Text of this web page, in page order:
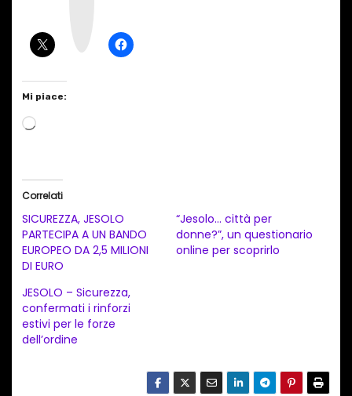
Mi piace:
C
a
m
e
n
t
o
Correlati
SICUREZZA, JESOLO
PARTECIPA A UN BANDO
EUROPEO DA 2,5 MILIONI
DI EURO
“Jesolo… città per
donne?”, un questionario
online per scoprirlo
JESOLO – Sicurezza,
confermati i rinforzi
estivi per le forze
dell’ordine